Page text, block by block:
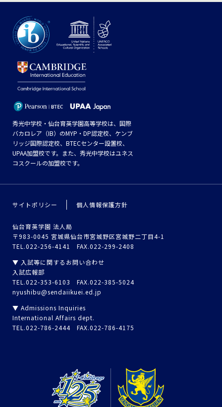
秀光中学校・仙台育英学園高等学校は、国際
バカロレア（IB）のMYP・DP認定校、ケンブ
リッジ国際認定校、BTECセンター設置校、
UPAA加盟校です。また、秀光中学校はユネス
コスクールの加盟校です。
サイトポリシー 個人情報保護方針
仙台育英学園 法人局
〒983-0045 宮城県仙台市宮城野区宮城野二丁目4-1
TEL.022-256-4141 FAX.022-299-2408
▼ 入試等に関するお問い合わせ
入試広報部
TEL.022-353-6103 FAX.022-385-5024
nyushibu@sendaiikuei.ed.jp
▼ Admissions Inquiries
International Affairs dept.
TEL.022-786-2444 FAX.022-786-4175